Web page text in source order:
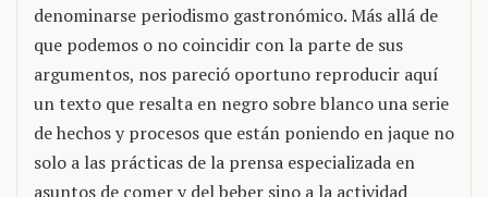
denominarse periodismo gastronómico. Más allá de
que podemos o no coincidir con la parte de sus
argumentos, nos pareció oportuno reproducir aquí
un texto que resalta en negro sobre blanco una serie
de hechos y procesos que están poniendo en jaque no
solo a las prácticas de la prensa especializada en
asuntos de comer y del beber sino a la actividad